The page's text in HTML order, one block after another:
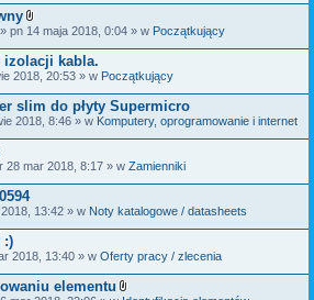
ł
c
z
i
k
i
Z
ł
ą
c
z
n
i
» pn 14 maja 2018, 0:04 » w Początkujący
kabla.
2018, 20:53 » w Początkujący
slim do płyty Supermicro
2018, 8:46 » w Komputery, oprogramowanie i internet
28 mar 2018, 8:17 » w Zamienniki
13:42 » w Noty katalogowe / datasheets
:)
2018, 13:40 » w Oferty pracy / zlecenia
elementu
Z